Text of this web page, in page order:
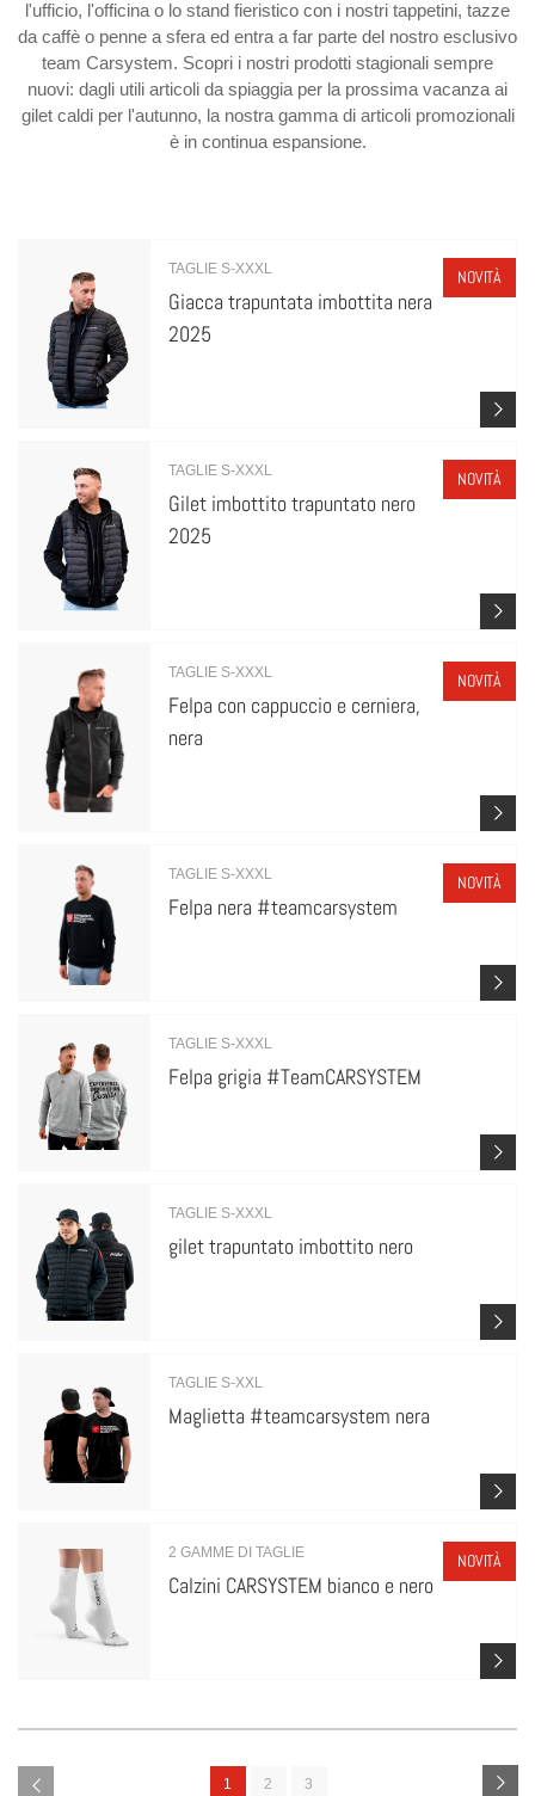
l'ufficio, l'officina o lo stand fieristico con i nostri tappetini, tazze
da caffè o penne a sfera ed entra a far parte del nostro esclusivo
team Carsystem. Scopri i nostri prodotti stagionali sempre
nuovi: dagli utili articoli da spiaggia per la prossima vacanza ai
gilet caldi per l'autunno, la nostra gamma di articoli promozionali
è in continua espansione.
NOVITÀ
TAGLIE S-XXXL
Giacca trapuntata imbottita nera
2025
NOVITÀ
TAGLIE S-XXXL
Gilet imbottito trapuntato nero
2025
NOVITÀ
TAGLIE S-XXXL
Felpa con cappuccio e cerniera,
nera
NOVITÀ
TAGLIE S-XXXL
Felpa nera #teamcarsystem
TAGLIE S-XXXL
Felpa grigia #TeamCARSYSTEM
TAGLIE S-XXXL
gilet trapuntato imbottito nero
TAGLIE S-XXL
Maglietta #teamcarsystem nera
NOVITÀ
2 GAMME DI TAGLIE
Calzini CARSYSTEM bianco e nero
1 2 3